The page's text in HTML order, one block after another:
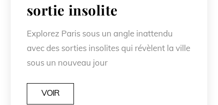
sortie insolite
Explorez Paris sous un angle inattendu
avec des sorties insolites qui révèlent la ville
sous un nouveau jour
VOIR